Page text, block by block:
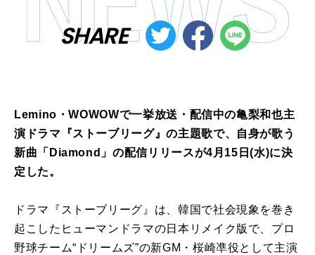
SHARE
Lemino・WOWOWで一挙放送・配信中の亀梨和也主
演ドラマ『ストーブリーグ』の主題歌で、自身が歌う
新曲「Diamond」の配信リリースが4月15日(水)に決
定した。
ドラマ『ストーブリーグ』は、韓国で社会現象を巻き
起こしたヒューマンドラマの日本リメイク版で、プロ
野球チーム“ドリームズ”の新GM・桜崎凖役として主演